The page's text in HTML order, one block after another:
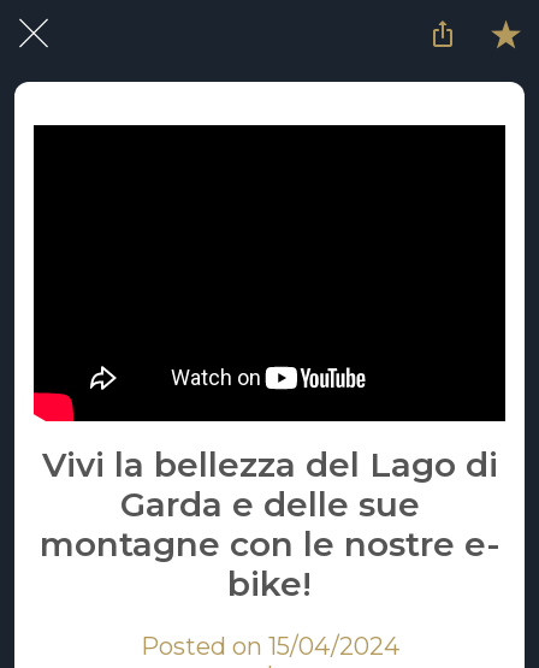
Vivi la bellezza del Lago di
Garda e delle sue
montagne con le nostre e-
bike!
Posted on 15/04/2024